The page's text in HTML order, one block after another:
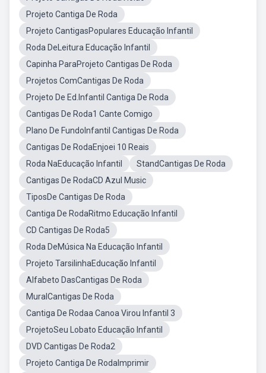
Projeto Cantiga De Roda
Projeto CantigasPopulares Educação Infantil
Roda DeLeitura Educação Infantil
Capinha ParaProjeto Cantigas De Roda
Projetos ComCantigas De Roda
Projeto De Ed.Infantil Cantiga De Roda
Cantigas De Roda1 Cante Comigo
Plano De FundoInfantil Cantigas De Roda
Cantigas De RodaEnjoei 10 Reais
Roda NaEducação Infantil
StandCantigas De Roda
Cantigas De RodaCD Azul Music
TiposDe Cantigas De Roda
Cantiga De RodaRitmo Educação Infantil
CD Cantigas De Roda5
Roda DeMúsica Na Educação Infantil
Projeto TarsilinhaEducação Infantil
Alfabeto DasCantigas De Roda
MuralCantigas De Roda
Cantiga De Rodaa Canoa Virou Infantil 3
ProjetoSeu Lobato Educação Infantil
DVD Cantigas De Roda2
Projeto Cantiga De RodaImprimir